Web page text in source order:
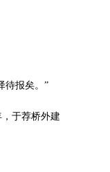
待报矣。”
于荐桥外建